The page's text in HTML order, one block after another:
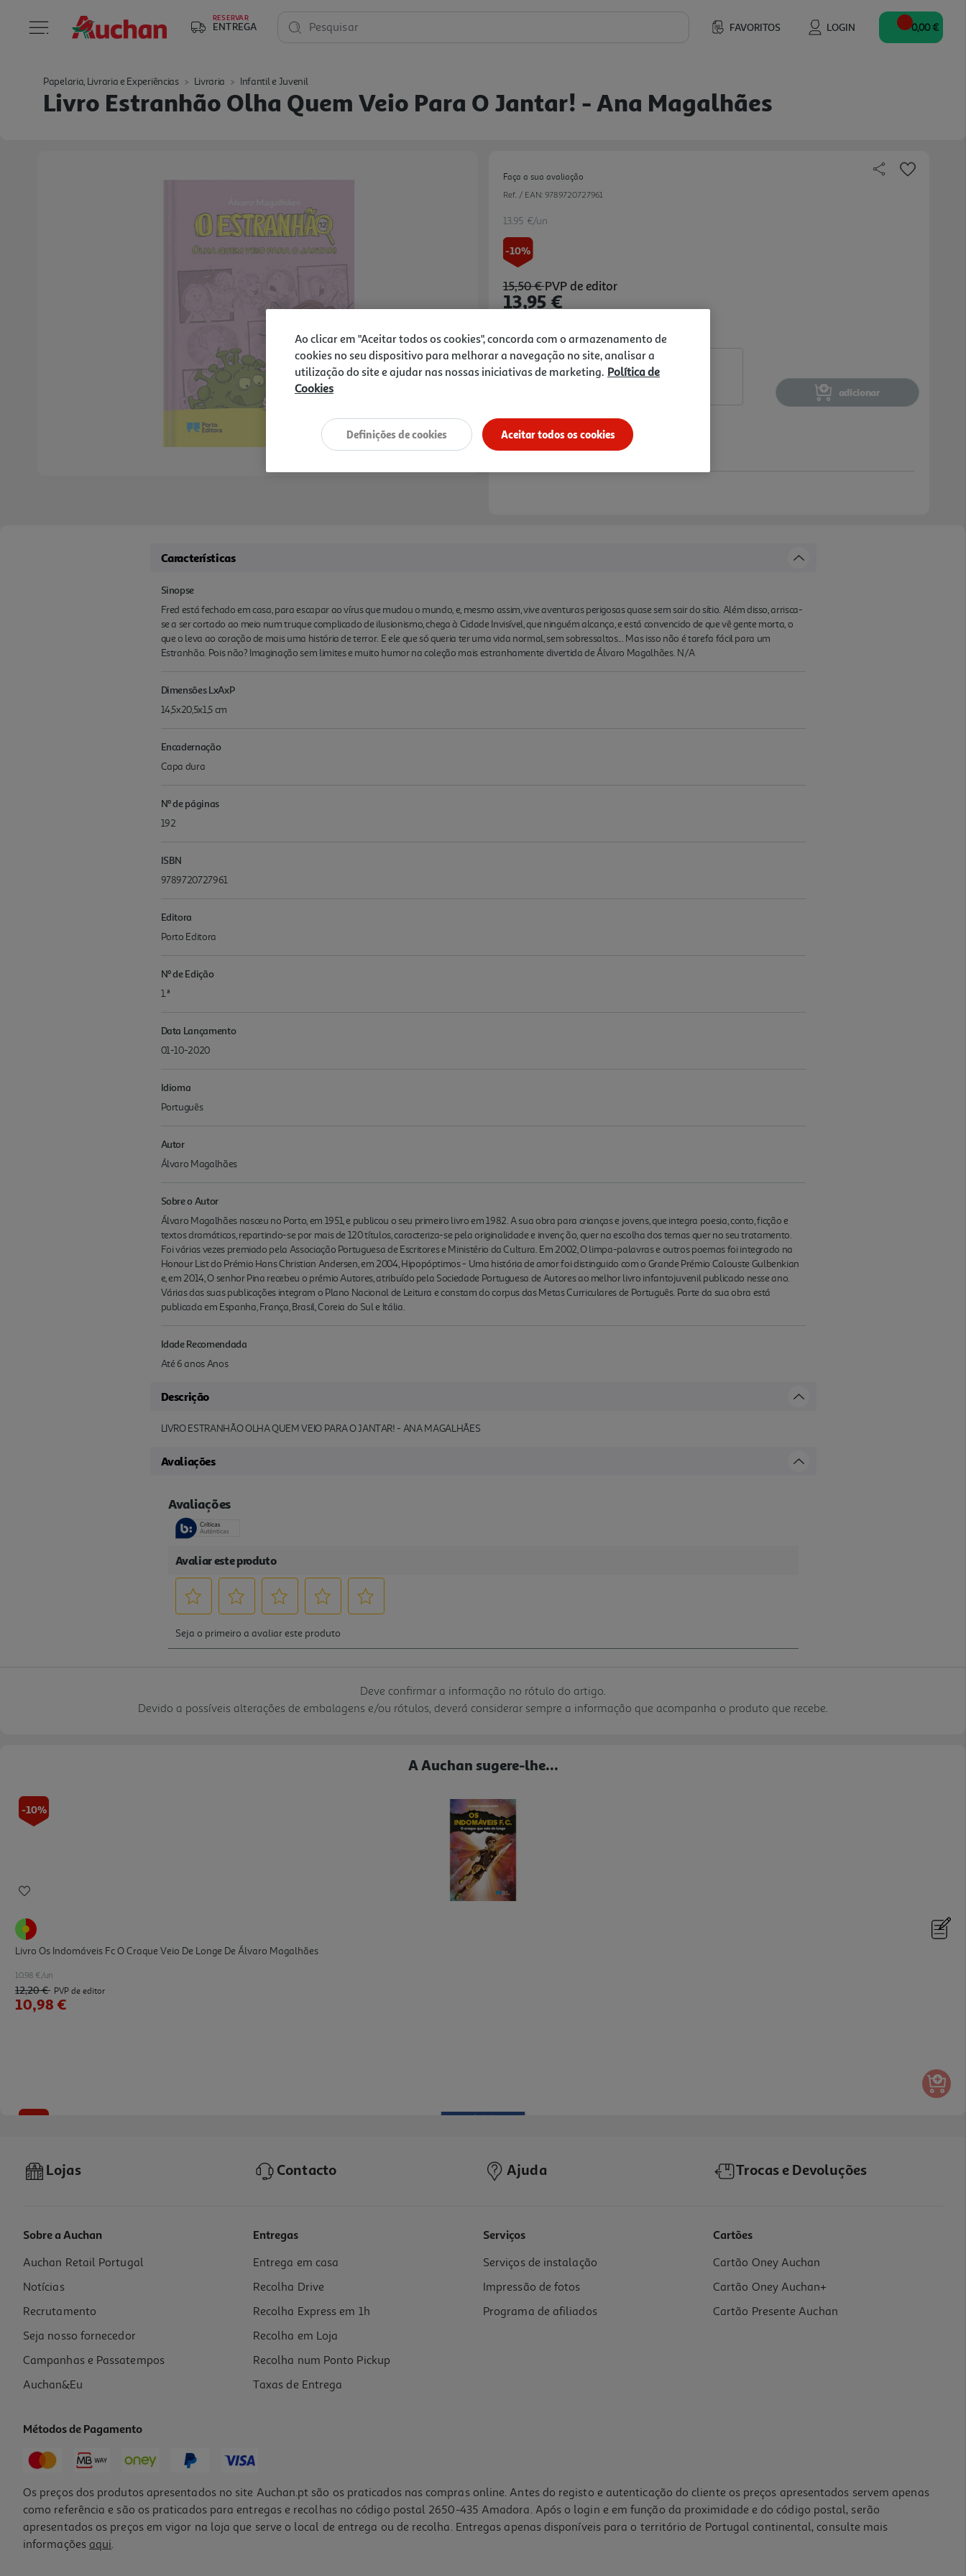
RESERVAR
ENTREGA FAVORITOS LOGIN
Pesquisar 0,00 €
Papelaria, Livraria e Experiências Livraria Infantil e Juvenil
Livro Estranhão Olha Quem Veio Para O Jantar! - Ana Magalhães
Faça a sua avaliação
Ref. / EAN: 9789720727961
13.95 €/un
-10%
15,50 €PVP de editor
13,95 €
Notas de preparação
adicionar
Características
Sinopse
Fred está fechado em casa, para escapar ao vírus que mudou o mundo, e, mesmo assim, vive aventuras perigosas quase sem sair do sítio. Além disso, arrisca-
se a ser cortado ao meio num truque complicado de ilusionismo, chega à Cidade Invisível, que ninguém alcança, e está convencido de que vê gente morta, o
que o leva ao coração de mais uma história de terror. E ele que só queria ter uma vida normal, sem sobressaltos... Mas isso não é tarefa fácil para um
Estranhão. Pois não? Imaginação sem limites e muito humor na coleção mais estranhamente divertida de Álvaro Magalhães. N/A
Dimensões LxAxP
14,5x20,5x1,5 cm
Encadernação
Capa dura
Nº de páginas
192
ISBN
9789720727961
Editora
Porto Editora
Nº de Edição
1.ª
Data Lançamento
01-10-2020
Idioma
Português
Autor
Álvaro Magalhães
Sobre o Autor
Álvaro Magalhães nasceu no Porto, em 1951, e publicou o seu primeiro livro em 1982. A sua obra para crianças e jovens, que integra poesia, conto, ficção e
textos dramáticos, repartindo-se por mais de 120 títulos, caracteriza-se pela originalidade e invenç ão, quer na escolha dos temas quer no seu tratamento.
Foi várias vezes premiado pela Associação Portuguesa de Escritores e Ministério da Cultura. Em 2002, O limpa-palavras e outros poemas foi integrado na
Honour List do Prémio Hans Christian Andersen, em 2004, Hipopóptimos - Uma história de amor foi distinguido com o Grande Prémio Calouste Gulbenkian
e, em 2014, O senhor Pina recebeu o prémio Autores, atribuído pela Sociedade Portuguesa de Autores ao melhor livro infantojuvenil publicado nesse ano.
Várias das suas publicações integram o Plano Nacional de Leitura e constam do corpus das Metas Curriculares de Português. Parte da sua obra está
publicada em Espanha, França, Brasil, Coreia do Sul e Itália.
Idade Recomendada
Até 6 anos Anos
Descrição
LIVRO ESTRANHÃO OLHA QUEM VEIO PARA O JANTAR! - ANA MAGALHÃES
Avaliações
Deve confirmar a informação no rótulo do artigo.
Devido a possíveis alterações de embalagens e/ou rótulos, deverá considerar sempre a informação que acompanha o produto que recebe.
A Auchan sugere-lhe...
-10%
Livro Os Indomáveis Fc O Craque Veio De Longe De Álvaro Magalhães
10.98 €/un
12,20 € PVP de editor
10,98 €
Livro O Estranhão Adicionário Cómico
11.97 €/un
11,97 €
-10%
Lojas Contacto Ajuda Trocas e Devoluções
Sobre a Auchan
Auchan Retail Portugal
Notícias
Recrutamento
Seja nosso fornecedor
Campanhas e Passatempos
Auchan&Eu
Entregas
Entrega em casa
Recolha Drive
Recolha Express em 1h
Recolha em Loja
Recolha num Ponto Pickup
Taxas de Entrega
Serviços
Serviços de instalação
Impressão de fotos
Programa de afiliados
Cartões
Cartão Oney Auchan
Cartão Oney Auchan+
Cartão Presente Auchan
Métodos de Pagamento
Os preços dos produtos apresentados no site Auchan.pt são os praticados nas compras online. Antes do registo e autenticação do cliente os preços apresentados servem apenas
como referência e são os praticados para entregas e recolhas no código postal 2650-435 Amadora. Após o login e em função da proximidade e do código postal, serão
apresentados os preços em vigor na loja que serve o local de entrega ou de recolha. Entregas apenas disponíveis para o território de Portugal continental, consulte mais
informações aqui.
Ao clicar em "Aceitar todos os cookies", concorda com o armazenamento de
cookies no seu dispositivo para melhorar a navegação no site, analisar a
utilização do site e ajudar nas nossas iniciativas de marketing. Política de
Cookies
Aceitar todos os cookies
Definições de cookies